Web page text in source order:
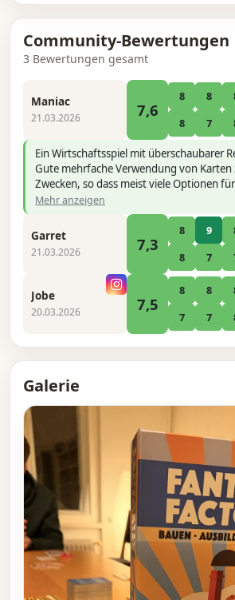
Community-Bewertungen
3 Bewertungen gesamt
Maniac
21.03.2026 7,6
8 8
8
7
Ein Wirtschaftsspiel mit überschaubarer
Gute mehrfache Verwendung von Karten
Zwecken, so dass meist viele Optionen
bleiben. Durch Würfelwurf eine kleine
Glückskomponente. Es gibt ein Teil der
gleichzeitig gespielt werden kann.
Mehr anzeigen
Garret
21.03.2026 7,3
8 9
8
7
Jobe
20.03.2026 7,5
8 8
7
7
Galerie